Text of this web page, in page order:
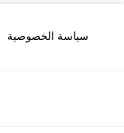
سياسة الخصوصية